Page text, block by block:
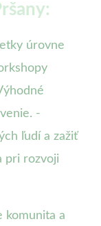
úrovne
-
ľudí a zažiť
pri rozvoji
komunita a